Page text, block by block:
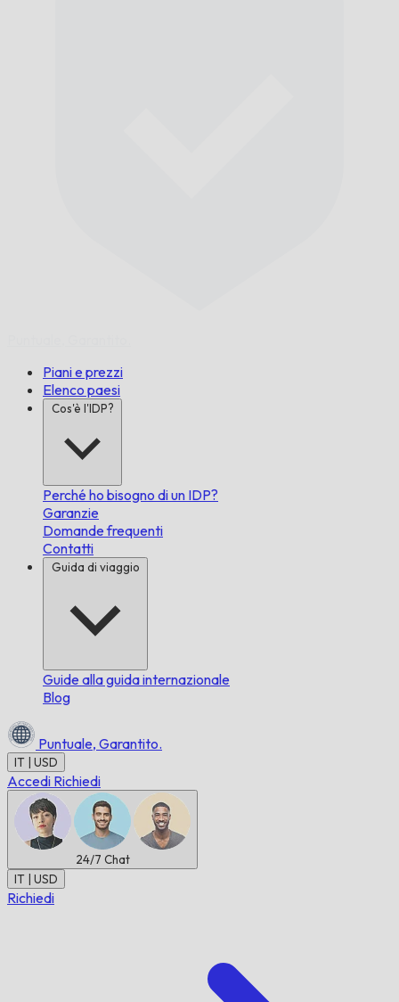
Piani e prezzi
Elenco paesi
Cos'è l'IDP?
Perché ho bisogno di un IDP?
Garanzie
Domande frequenti
Contatti
Guida di viaggio
Guide alla guida internazionale
Blog
Puntuale, Garantito.
IT | USD
Accedi Richiedi
24/7 Chat
IT | USD
Richiedi